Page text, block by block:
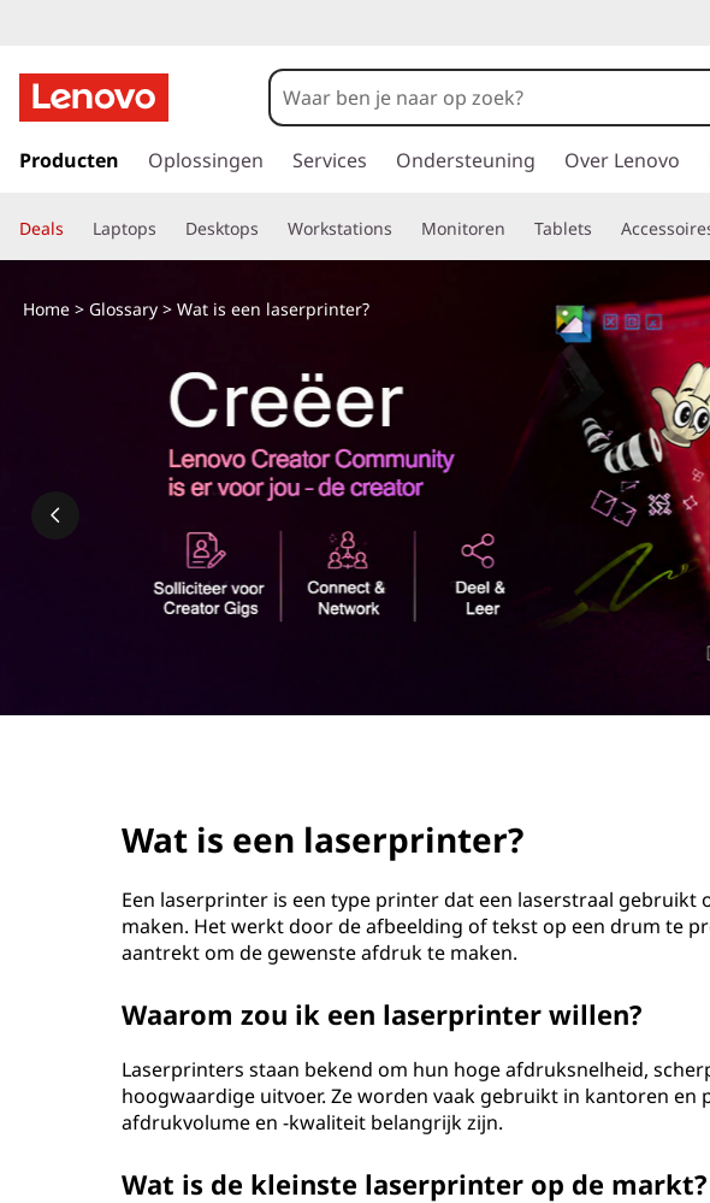
a
a
r
e
Producten Oplossingen Services Ondersteuning Over Lenovo
Deals Laptops Desktops Workstations Monitoren Tablets
Home> Glossary> Wat is een laserprinter?
Wat is een laserprinter?
Een laserprinter is een type printer dat een laserstraal
maken. Het werkt door de afbeelding of tekst op een drum te
aantrekt om de gewenste afdruk te maken.
Waarom zou ik een laserprinter willen?
Laserprinters staan bekend om hun hoge afdruksnelheid,
hoogwaardige uitvoer. Ze worden vaak gebruikt in kantoren en
afdrukvolume en -kwaliteit belangrijk zijn.
Wat is de kleinste laserprinter op de markt?